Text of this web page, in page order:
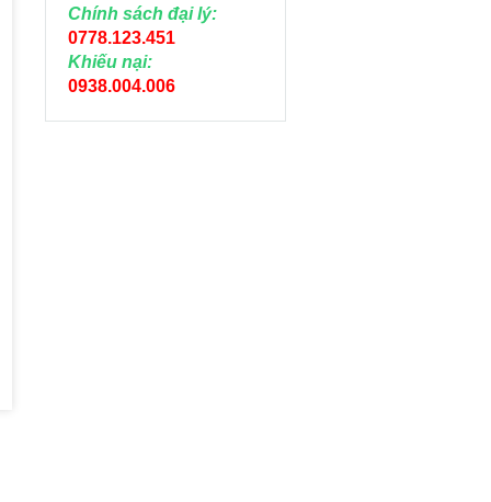
Chính sách đại lý:
0778.123.451
Khiếu nại:
0938.004.006